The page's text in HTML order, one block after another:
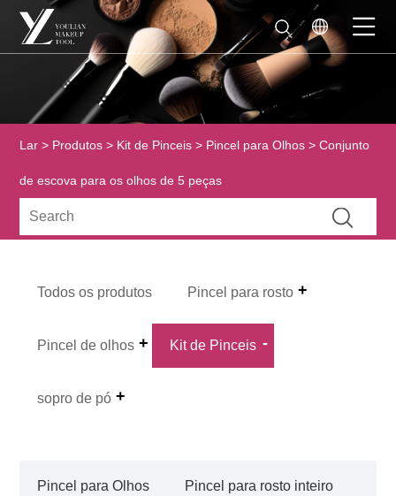
Lar > Produtos > Kit de Pinceis > Pincel para Olhos > Conjunto
de escova para os olhos de 5 peças
Todos os produtos Pincel para rosto
Pincel de olhos Kit de Pinceis
sopro de pó
Pincel para Olhos Pincel para rosto inteiro